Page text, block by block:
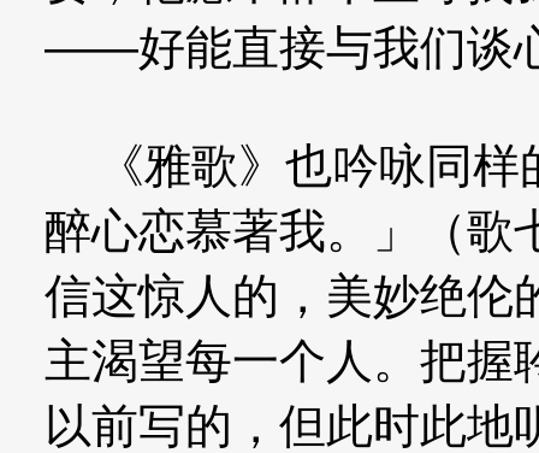
——好能直接与我们谈
《雅歌》也吟咏同样
醉心恋慕著我。」（歌
信这惊人的，美妙绝伦
主渴望每一个人。把握
以前写的，但此时此地